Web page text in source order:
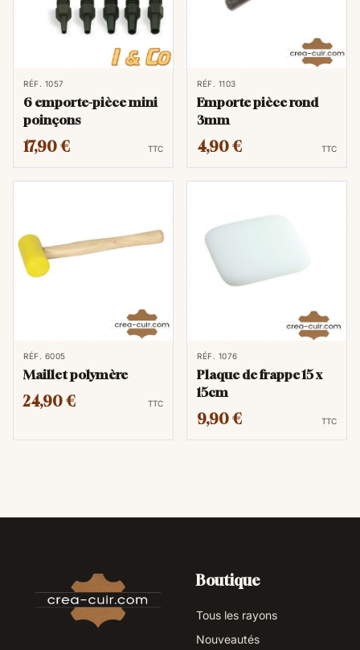
RÉF. 1057
6 emporte-pièce mini
poinçons
17,90 € TTC
RÉF. 1103
Emporte pièce rond
3mm
4,90 € TTC
RÉF. 6005
Maillet polymère
24,90 € TTC
RÉF. 1076
Plaque de frappe 15 x
15cm
9,90 € TTC
Boutique
Tous les rayons
Nouveautés